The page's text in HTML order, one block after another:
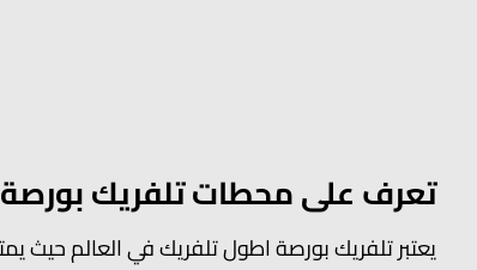
تعرف على محطات تلفريك بورصة